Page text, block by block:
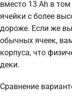
вместо 13 Ah в
ячейки с более
дороже. Если же
обычных ячеек,
корпуса, что
деки.
Сравнение